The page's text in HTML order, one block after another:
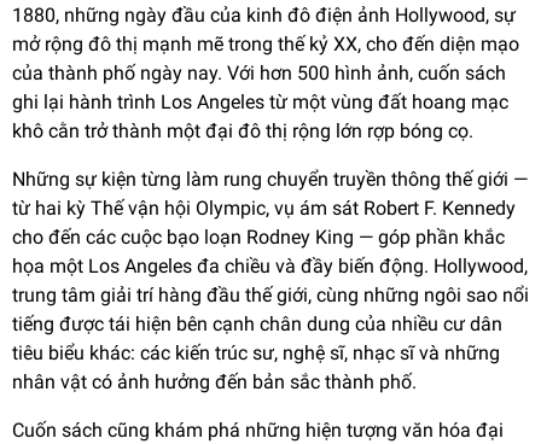
1880, những ngày đầu của kinh đô điện ảnh Hollywood, sự
mở rộng đô thị mạnh mẽ trong thế kỷ XX, cho đến diện mạo
của thành phố ngày nay. Với hơn 500 hình ảnh, cuốn sách
ghi lại hành trình Los Angeles từ một vùng đất hoang mạc
khô cằn trở thành một đại đô thị rộng lớn rợp bóng cọ.
Những sự kiện từng làm rung chuyển truyền thông thế giới —
từ hai kỳ Thế vận hội Olympic, vụ ám sát Robert F. Kennedy
cho đến các cuộc bạo loạn Rodney King — góp phần khắc
họa một Los Angeles đa chiều và đầy biến động. Hollywood,
trung tâm giải trí hàng đầu thế giới, cùng những ngôi sao nổi
tiếng được tái hiện bên cạnh chân dung của nhiều cư dân
tiêu biểu khác: các kiến trúc sư, nghệ sĩ, nhạc sĩ và những
nhân vật có ảnh hưởng đến bản sắc thành phố.
Cuốn sách cũng khám phá những hiện tượng văn hóa đại